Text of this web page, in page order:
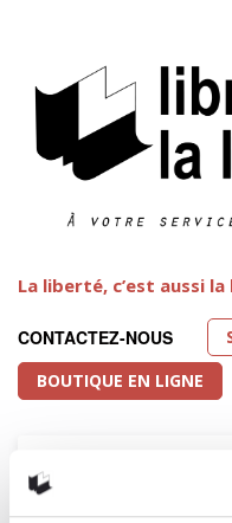
La liberté, c’est aussi
CONTACTEZ-NOUS
BOUTIQUE EN LIGNE